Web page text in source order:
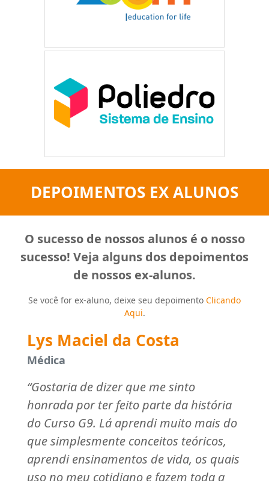
DEPOIMENTOS EX ALUNOS
O sucesso de nossos alunos é o nosso
sucesso! Veja alguns dos depoimentos
de nossos ex-alunos.
Se você for ex-aluno, deixe seu depoimento
Aqui
Lícia Nassar
“Quando ingressei no Curso G9, na 8ª
série, tinha saído de outra escola e a
diferença foi imensa. À época, tive receio
do novo ambiente escolar, mas foi fácil
fazer a transição entre escolas, pois me